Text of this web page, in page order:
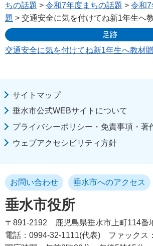
ちの話題 > 令和7年度まちの話題 > 令和
題 > 交通安全に気を付けてね新1年生へ
足跡
交通安全に気を付けてね新1年生へ教材
サイトマップ
垂水市公式WEBサイトについて
プライバシーポリシー・免責事項・著
ウェブアクセシビリティ方針
垂水市役所
お問い合わせ 垂水市へのアクセス
〒891-2192
鹿児島県垂水市上町114番
電話：0994-32-1111(代表)
ファックス